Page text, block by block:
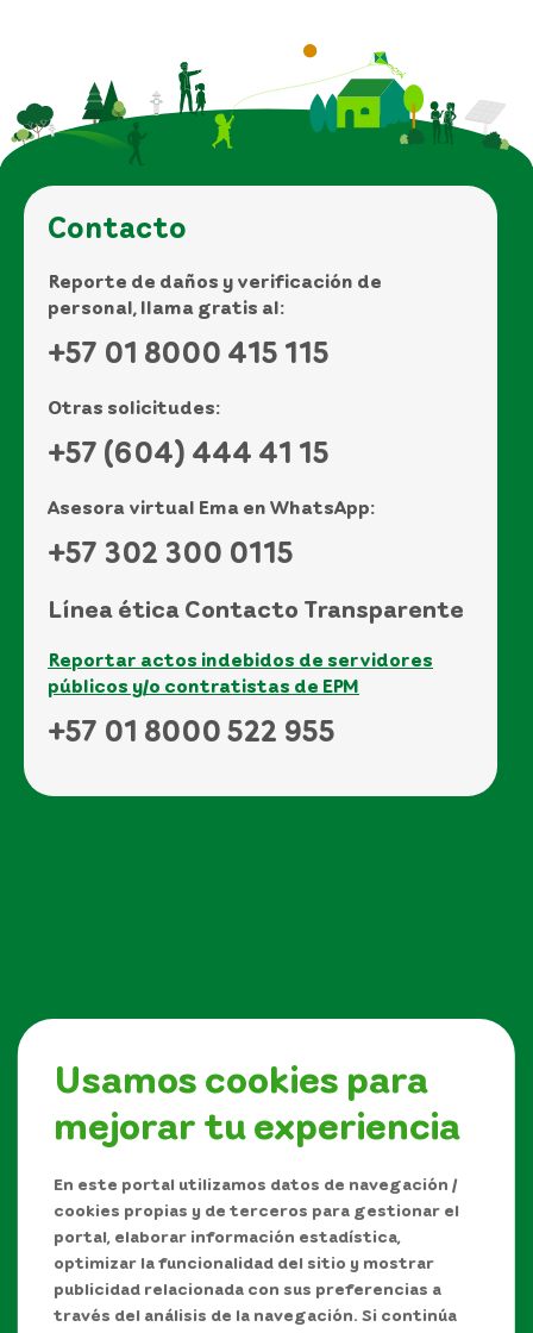
Usamos cookies para
mejorar tu experiencia
En este portal utilizamos datos de navegación /
cookies propias y de terceros para gestionar el
portal, elaborar información estadística,
optimizar la funcionalidad del sitio y mostrar
publicidad relacionada con sus preferencias a
través del análisis de la navegación. Si continúa
Contacto
Reporte de daños y verificación de
personal, llama gratis al:
+57 01 8000 415 115
Otras solicitudes:
+57 (604) 444 41 15
Asesora virtual Ema en WhatsApp:
+57 302 300 0115
Línea ética Contacto Transparente
Reportar actos indebidos de servidores
públicos y/o contratistas de EPM
+57 01 8000 522 955
Síguenos en